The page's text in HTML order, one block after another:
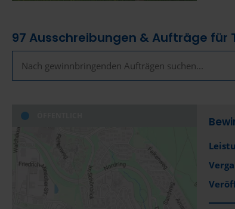
97 Ausschreibungen & Aufträge für